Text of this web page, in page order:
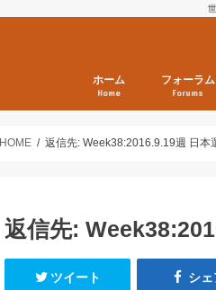
ホーム
Home
フォーラム
Forums
HOME 返信先: Week38:2016.9.19週 日本
返信先:
ツイート シェ